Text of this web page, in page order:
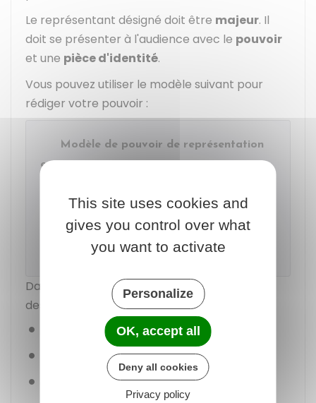
Le représentant désigné doit être majeur. Il
doit se présenter à l'audience avec le pouvoir
et une pièce d'identité.
Vous pouvez utiliser le modèle suivant pour
rédiger votre pouvoir :
Modèle de pouvoir de représentation
en justice
Accéder au Modèle de document
Direction de l'information légale et administrative
(Dila) - Premier ministre
Dans votre pouvoir, vous devez désigner une
des personnes suivantes :
Personne avec qui vousvivez en couple
Votre père ou votre mère
Votre enfant
This site uses cookies and
gives you control over what
you want to activate
Personalize
OK, accept all
Deny all cookies
Privacy policy